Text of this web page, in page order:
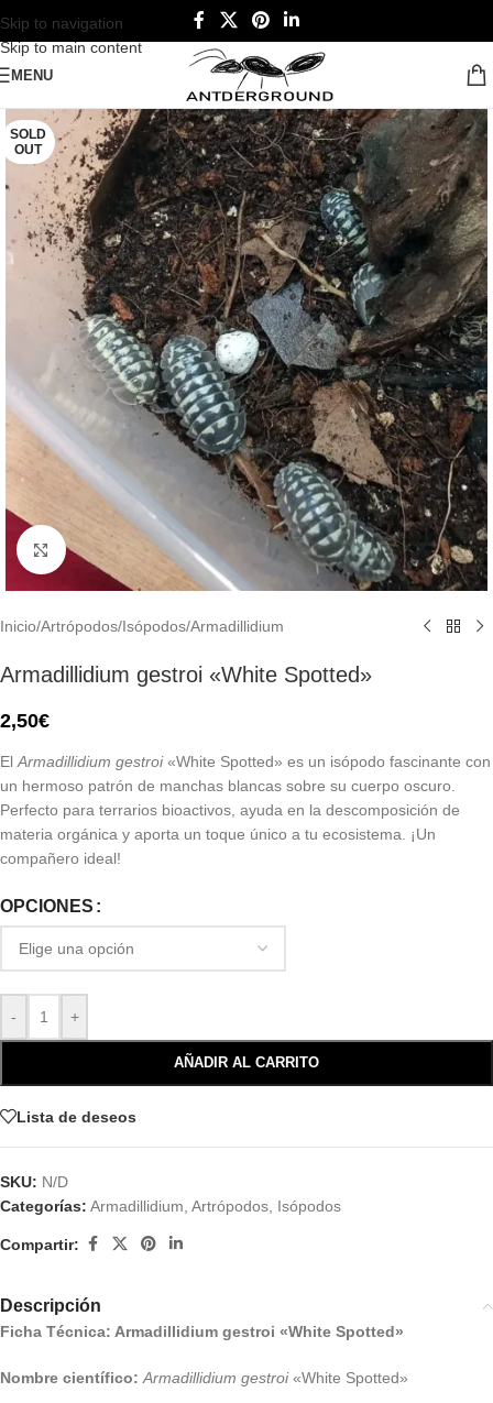
Skip to navigation
Skip to main content
MENU
SOLD
OUT
Click to enlarge
Inicio/Artrópodos/Isópodos/Armadillidium
Armadillidium gestroi «White Spotted»
2,50€
El Armadillidium gestroi«White Spotted» es un isópodo fascinante con
un hermoso patrón de manchas blancas sobre su cuerpo oscuro.
Perfecto para terrarios bioactivos, ayuda en la descomposición de
materia orgánica y aporta un toque único a tu ecosistema. ¡Un
compañero ideal!
OPCIONES
- +
AÑADIR AL CARRITO
Lista de deseos
SKU: N/D
Categorías: Armadillidium Artrópodos Isópodos
Compartir:
Descripción
Ficha Técnica: Armadillidium gestroi «White Spotted»
Nombre científico: Armadillidium gestroi«White Spotted»